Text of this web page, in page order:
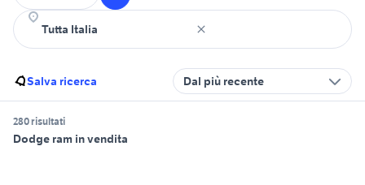
Salva ricerca Dal più recente
280 risultati
Dodge ram in vendita